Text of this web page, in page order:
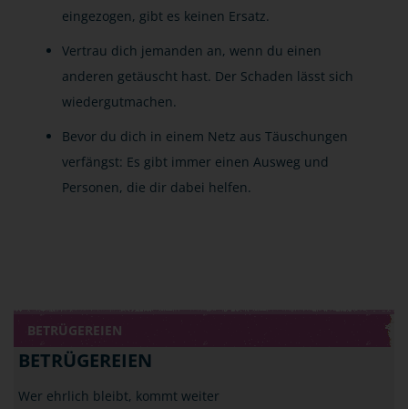
eingezogen, gibt es keinen Ersatz.
Vertrau dich jemanden an, wenn du einen
anderen getäuscht hast. Der Schaden lässt sich
wiedergutmachen.
Bevor du dich in einem Netz aus Täuschungen
verfängst: Es gibt immer einen Ausweg und
Personen, die dir dabei helfen.
BETRÜGEREIEN
BETRÜGEREIEN
Wer ehrlich bleibt, kommt weiter